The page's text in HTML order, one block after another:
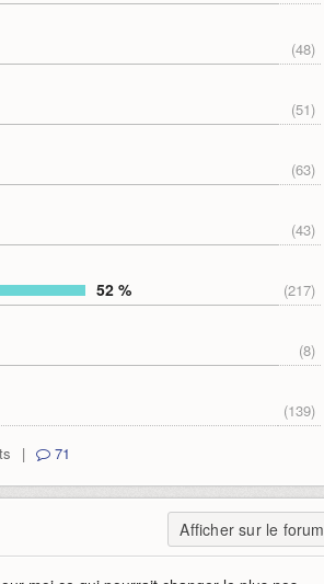
(48)
(51)
(63)
(43)
52 %
(217)
(8)
(139)
| 71
Afficher sur le forum